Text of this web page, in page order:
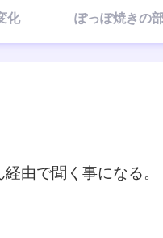
化 ぽっぽ焼きの
由で聞く事になる。